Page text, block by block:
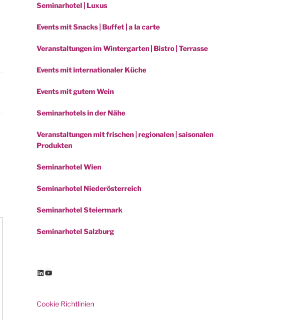
Seminarhotel | Luxus
Events mit Snacks | Buffet | a la carte
Veranstaltungen im Wintergarten | Bistro | Terrasse
Events mit internationaler Küche
Events mit gutem Wein
Seminarhotels in der Nähe
Veranstaltungen mit frischen | regionalen | saisonalen
Produkten
Seminarhotel Wien
Seminarhotel Niederösterreich
Seminarhotel Steiermark
Seminarhotel Salzburg
LinkedIn
YouTube
Cookie Richtlinien